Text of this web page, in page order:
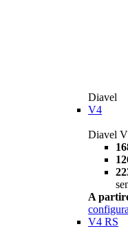
Diavel
V4
Diavel
A
configura
V4 RS